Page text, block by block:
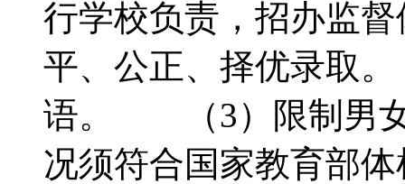
行学校负责，招办监
平、公正、择优录取
语。 （3）限制男
况须符合国家教育部